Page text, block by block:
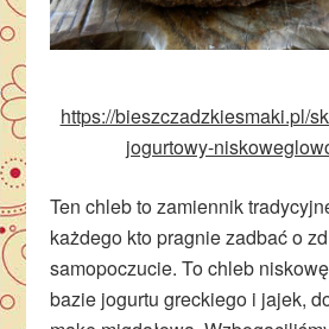
https://bieszczadzkiesmaki.pl/
jogurtowy-
Ten chleb to zamiennik
każdego kto pragnie zadbać o
samopoczucie. To chleb
bazie jogurtu greckiego i jajek,